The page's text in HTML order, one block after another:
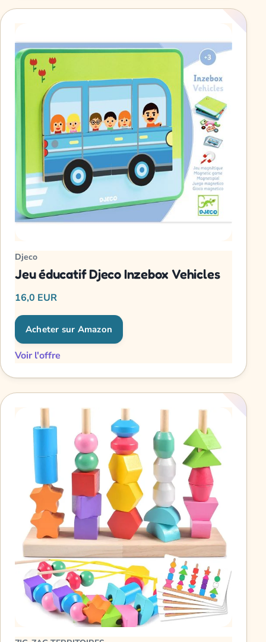
Djeco
Jeu éducatif Djeco Inzebox Vehicles
16,0 EUR
Acheter sur Amazon
Voir l'offre